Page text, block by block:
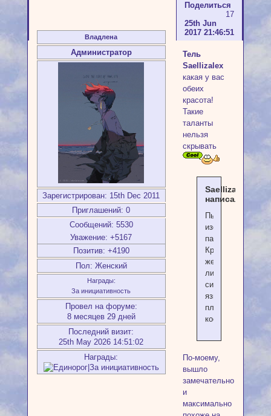
Поделиться
17
25th Jun
2017 21:46:51
Владлена
Администратор
Зарегистрирован: 15th Dec 2011
Приглашений: 0
Сообщений: 5530
Уважение: +5167
Позитив: +4190
Пол: Женский
Награды:
За инициативность
Провел на форуме:
8 месяцев 29 дней
Последний визит:
25th May 2026 14:51:02
Награды:
Тель
Saellizalex
какая у вас
обеих
красота!
Такие
таланты
нельзя
скрывать
Saellizalex
написал(а):
Пыталась
изобразить
папоротник.
Красно-
желтые
листья
символизируют
языки
пламени
костров
По-моему,
вышло
замечательно
и
максимально